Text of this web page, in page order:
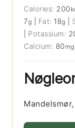
Calories: 200
7g Fat: 18g
Potassium:
Calcium: 80 mg